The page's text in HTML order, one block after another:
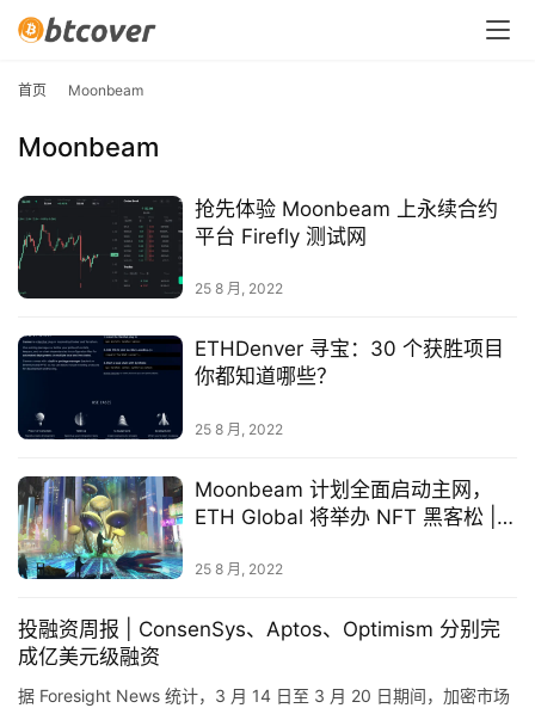
页
首页 Moonbeam
Moonbeam
抢先体验 Moonbeam 上永续合约
平台 Firefly 测试网
25 8 月, 2022
ETHDenver 寻宝：30 个获胜项目
你都知道哪些？
25 8 月, 2022
Moonbeam 计划全面启动主网，
ETH Global 将举办 NFT 黑客松 |
25 8 月, 2022
投融资周报 | ConsenSys、Aptos、Optimism 分别完
成亿美元级融资
据 Foresight News 统计，3 月 14 日至 3 月 20 日期间，加密市场